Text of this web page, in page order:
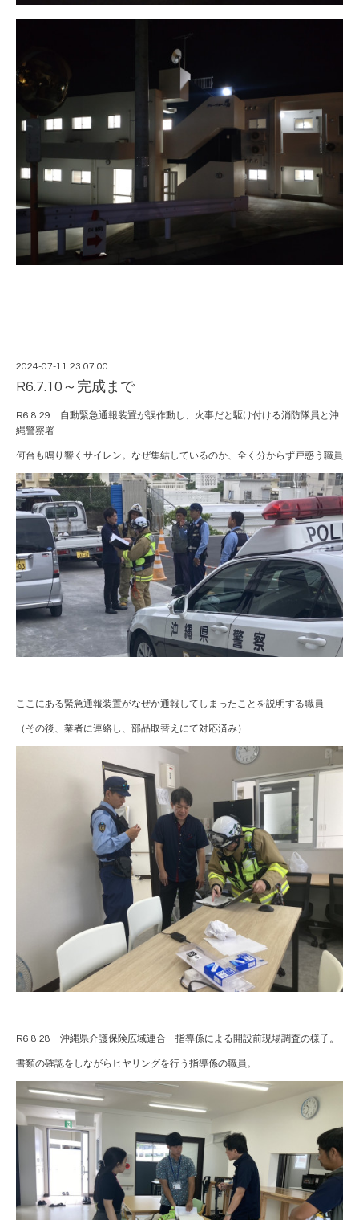
2024-07-11 23:07:00
R6.7.10～完成まで
R6.8.29 自動緊急通報装置が誤作動し、火事だと駆け付ける消防隊員と沖
縄警察署
何台も鳴り響くサイレン。なぜ集結しているのか、全く分からず戸惑う職員
ここにある緊急通報装置がなぜか通報してしまったことを説明する職員
（その後、業者に連絡し、部品取替えにて対応済み）
R6.8.28 沖縄県介護保険広域連合 指導係による開設前現場調査の様子。
書類の確認をしながらヒヤリングを行う指導係の職員。